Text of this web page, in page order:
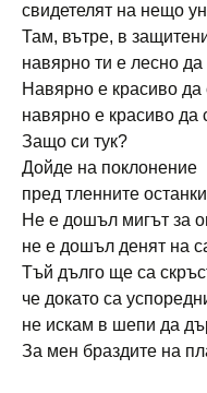
свидетелят на нещо
Там, вътре, в
навярно ти е лесно да
Навярно е красиво да
навярно е красиво
Защо си тук?
Дойде на поклонение
пред тленните
Не е дошъл мигът за
не е дошъл денят на
Тъй дълго ще са
че докато са
не искам в шепи да
За мен браздите на